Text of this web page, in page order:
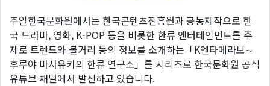
주일한국문화원에서는 한국콘텐츠진흥원과 공동제작으로 한
국 드라마, 영화, K-POP 등을 비롯한 한류 엔터테인먼트를 주
제로 트렌드와 볼거리 등의 정보를 소개하는「K엔타메라보∼
후루야 마사유키의 한류 연구소」를 시리즈로 한국문화원 공식
유튜브 채널에서 발신하고 있습니다.